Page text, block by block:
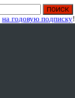
на годовую подписку!